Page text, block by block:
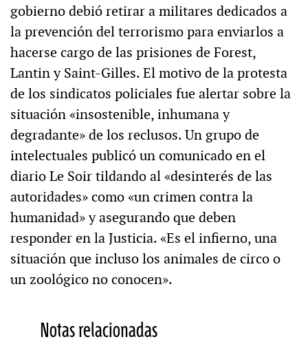
gobierno debió retirar a militares dedicados a
la prevención del terrorismo para enviarlos a
hacerse cargo de las prisiones de Forest,
Lantin y Saint-Gilles. El motivo de la protesta
de los sindicatos policiales fue alertar sobre la
situación «insostenible, inhumana y
degradante» de los reclusos. Un grupo de
intelectuales publicó un comunicado en el
diario Le Soir tildando al «desinterés de las
autoridades» como «un crimen contra la
humanidad» y asegurando que deben
responder en la Justicia. «Es el infierno, una
situación que incluso los animales de circo o
un zoológico no conocen».
Notas relacionadas